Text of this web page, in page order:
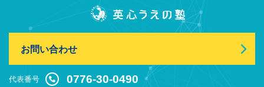
お問い合わせ
代表番号 0776-30-0490